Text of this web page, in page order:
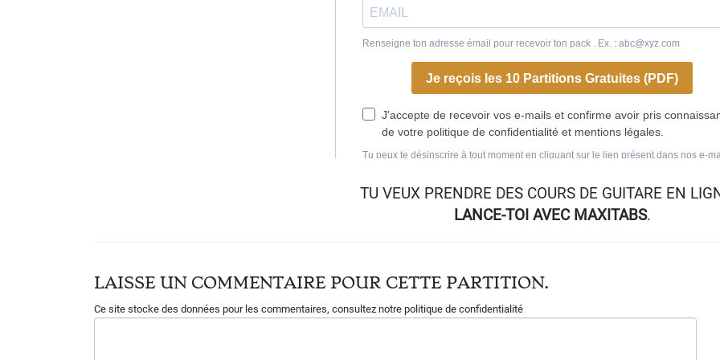
TU VEUX PRENDRE DES COURS DE GUITARE EN
LANCE-TOI AVEC MAXITABS.
LAISSE UN COMMENTAIRE POUR CETTE PARTITION.
Ce site stocke des données pour les commentaires, consultez notre politique de confidentialité